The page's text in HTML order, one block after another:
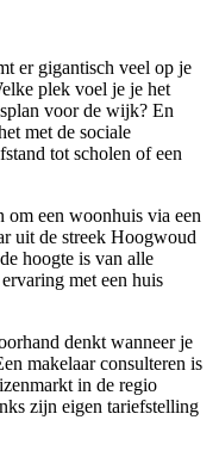
er gigantisch veel op je
plek voel je je het
voor de wijk? En
met de sociale
tot scholen of een
om een woonhuis via een
uit de streek Hoogwoud
hoogte is van alle
met een huis
denkt wanneer je
makelaar consulteren is
in de regio
zijn eigen tariefstelling